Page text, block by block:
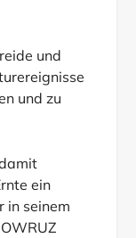
und
und zu
ein
in seinem